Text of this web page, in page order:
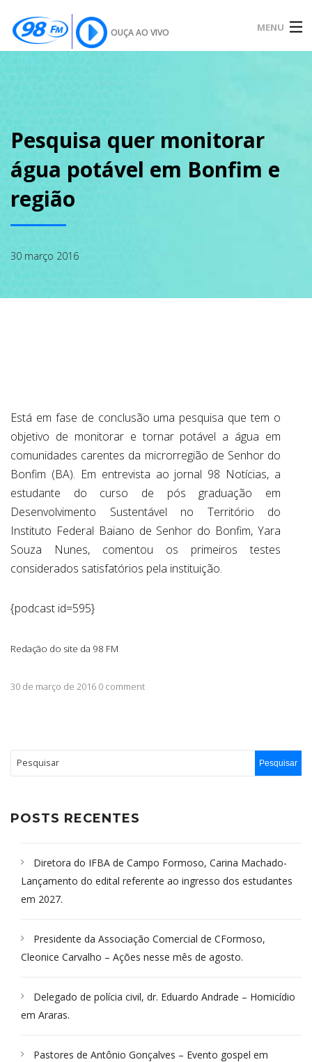
OUÇA AO VIVO MENU
SOBRE
NOTÍCIAS
Pesquisa quer monitorar
água potável em Bonfim e
região
30 março 2016
Está em fase de conclusão uma pesquisa que tem o
objetivo de monitorar e tornar potável a água em
comunidades carentes da microrregião de Senhor do
Bonfim (BA). Em entrevista ao jornal 98 Notícias, a
estudante do curso de pós graduação em
Desenvolvimento Sustentável no Território do
Instituto Federal Baiano de Senhor do Bonfim, Yara
Souza Nunes, comentou os primeiros testes
considerados satisfatórios pela instituição.
{podcast id=595}
Redação do site da 98 FM
30 de março de 2016 0 comment
POSTS RECENTES
Diretora do IFBA de Campo Formoso, Carina Machado-
Lançamento do edital referente ao ingresso dos estudantes
em 2027.
Presidente da Associação Comercial de CFormoso,
Cleonice Carvalho – Ações nesse mês de agosto.
Delegado de polícia civil, dr. Eduardo Andrade – Homicídio
em Araras.
Pastores de Antônio Gonçalves – Evento gospel em